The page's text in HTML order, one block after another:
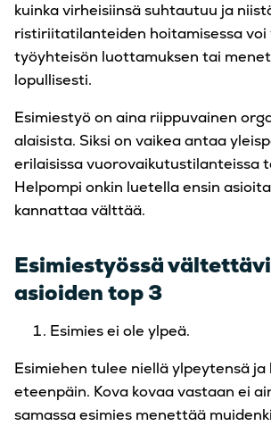
kuinka virheisiinsä suhtautuu ja
ristiriitatilanteiden hoitamisessa
työyhteisön luottamuksen tai
lopullisesti.
Esimiestyö on aina riippuvainen
alaisista. Siksi on vaikea antaa
erilaisissa vuorovaikutustilanteissa
Helpompi onkin luetella ensin
kannattaa välttää.
Esimiestyössä
asioiden top 3
Esimies ei ole ylpeä.
Esimiehen tulee niellä ylpeytensä ja
eteenpäin. Kova kovaa vastaan ei
samassa esimies menettää